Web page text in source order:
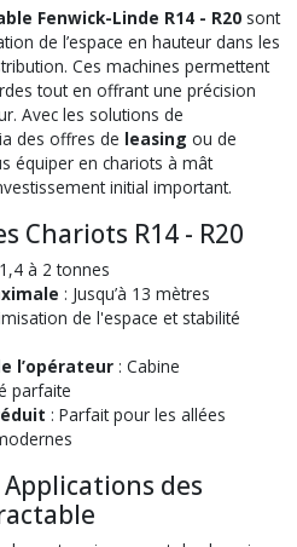
Fenwick-Linde R14 - R20 sont
de l’espace en hauteur dans les
Ces machines permettent
tout en offrant une précision
Avec les solutions de
des offres de leasing ou de
équiper en chariots à mât
initial important.
Chariots R14 - R20
à 2 tonnes
: Jusqu’à 13 mètres
de l'espace et stabilité
l’opérateur : Cabine
parfaite
: Parfait pour les allées
des